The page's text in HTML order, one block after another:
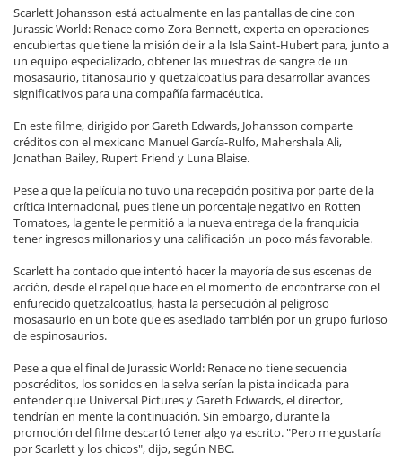
Scarlett Johansson está actualmente en las pantallas de cine con
Jurassic World: Renace como Zora Bennett, experta en operaciones
encubiertas que tiene la misión de ir a la Isla Saint-Hubert para, junto a
un equipo especializado, obtener las muestras de sangre de un
mosasaurio, titanosaurio y quetzalcoatlus para desarrollar avances
significativos para una compañía farmacéutica.
En este filme, dirigido por Gareth Edwards, Johansson comparte
créditos con el mexicano Manuel García-Rulfo, Mahershala Ali,
Jonathan Bailey, Rupert Friend y Luna Blaise.
Pese a que la película no tuvo una recepción positiva por parte de la
crítica internacional, pues tiene un porcentaje negativo en Rotten
Tomatoes, la gente le permitió a la nueva entrega de la franquicia
tener ingresos millonarios y una calificación un poco más favorable.
Scarlett ha contado que intentó hacer la mayoría de sus escenas de
acción, desde el rapel que hace en el momento de encontrarse con el
enfurecido quetzalcoatlus, hasta la persecución al peligroso
mosasaurio en un bote que es asediado también por un grupo furioso
de espinosaurios.
Pese a que el final de Jurassic World: Renace no tiene secuencia
poscréditos, los sonidos en la selva serían la pista indicada para
entender que Universal Pictures y Gareth Edwards, el director,
tendrían en mente la continuación. Sin embargo, durante la
promoción del filme descartó tener algo ya escrito. "Pero me gustaría
por Scarlett y los chicos", dijo, según NBC.